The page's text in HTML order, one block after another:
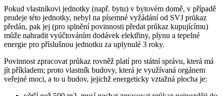
Pokud vlastníkovi jednotky (např. bytu) v bytovém domě, v případě
prodeje této jednotky, nebyl na písemné vyžádání od SVJ průkaz
předán, pak jej (pro splnění povinnosti předat průkaz kupujícímu)
může nahradit vyúčtováním dodávek elektřiny, plynu a tepelné
energie pro příslušnou jednotku za uplynulé 3 roky.
Povinnost zpracovat průkaz rovněž platí pro státní správu, která má
jít příkladem; proto vlastník budovy, která je využívaná orgánem
veřejné moci, a to u budov, jejichž energeticky vztažná plocha je: